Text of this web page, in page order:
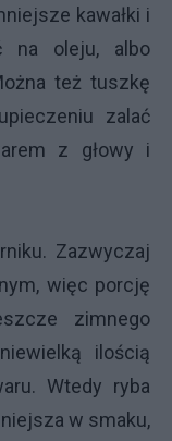
kawałki i
na oleju, albo
też tuszkę
zalać
z głowy i
Zazwyczaj
więc porcję
zimnego
ilością
Wtedy ryba
w smaku,